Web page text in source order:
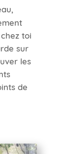
toi
sur
les
de